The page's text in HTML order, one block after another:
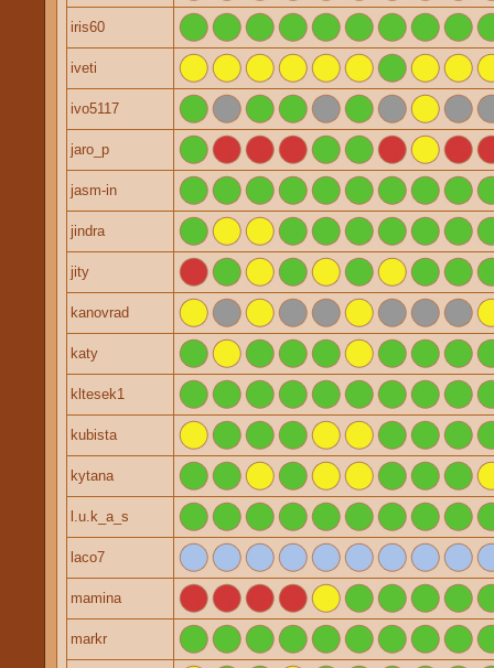
iris60
iveti
ivo5117
jaro_p
jasm-in
jindra
jity
kanovrad
katy
kltesek1
kubista
kytana
l.u.k_a_s
laco7
mamina
markr